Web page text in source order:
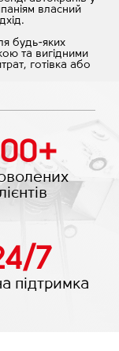
власний
будь-яких
та вигідними
готівка або
+
/7
підтримка